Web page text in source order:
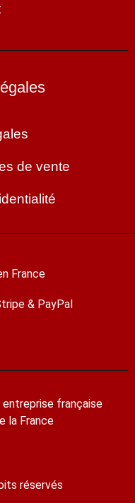
de vente
France
& PayPal
entreprise française
la France
réservés